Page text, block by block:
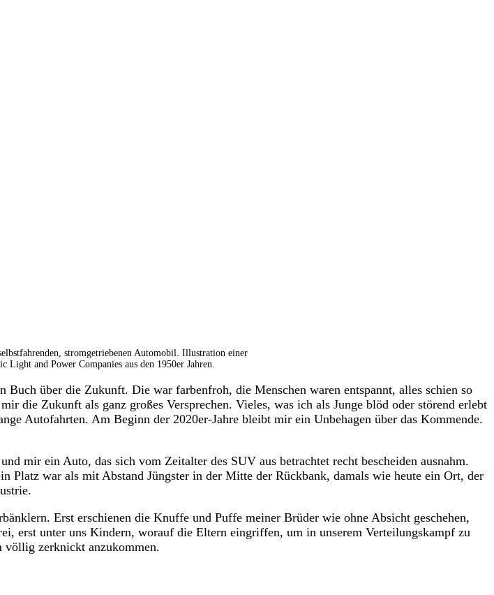
stromgetriebenen Automobil. Illustration einer
Light and Power Companies aus den 1950er Jahren.
über die Zukunft. Die war farbenfroh, die Menschen waren entspannt, alles schien so
die Zukunft als ganz großes Versprechen. Vieles, was ich als Junge blöd oder störend erlebt
Autofahrten. Am Beginn der 2020er-Jahre bleibt mir ein Unbehagen über das Kommende.
mir ein Auto, das sich vom Zeitalter des SUV aus betrachtet recht bescheiden ausnahm.
Platz war als mit Abstand Jüngster in der Mitte der Rückbank, damals wie heute ein Ort, der
Erst erschienen die Knuffe und Puffe meiner Brüder wie ohne Absicht geschehen,
erst unter uns Kindern, worauf die Eltern eingriffen, um in unserem Verteilungskampf zu
völlig zerknickt anzukommen.